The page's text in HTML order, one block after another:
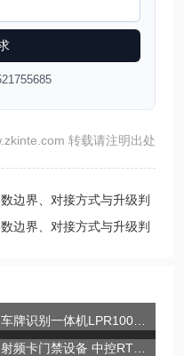
转载请注明出处
边界、对接方式与升级判
边界、对接方式与升级判